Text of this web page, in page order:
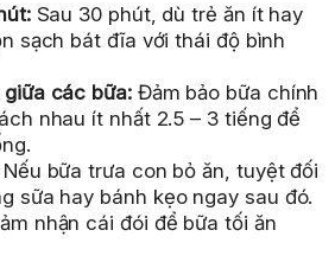
Sau 30 phút, dù trẻ ăn ít hay
sạch bát đĩa với thái độ bình
các bữa:Đảm bảo bữa chính
nhau ít nhất 2.5 – 3 tiếng để
bữa trưa con bỏ ăn, tuyệt đối
sữa hay bánh kẹo ngay sau đó.
nhận cái đói để bữa tối ăn